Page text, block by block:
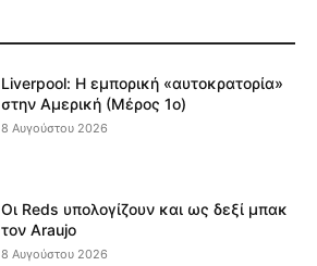
Liverpool: Η εμπορική «αυτοκρατορία»
στην Αμερική (Μέρος 1ο)
8 Αυγούστου 2026
Οι Reds υπολογίζουν και ως δεξί μπακ
τον Araujo
8 Αυγούστου 2026